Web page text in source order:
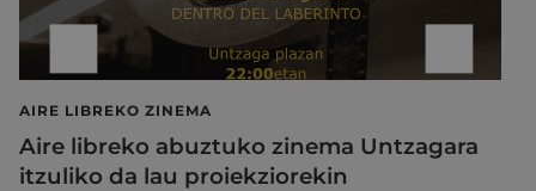
AIRE LIBREKO ZINEMA
Aire libreko abuztuko zinema Untzagara
itzuliko da lau proiekziorekin